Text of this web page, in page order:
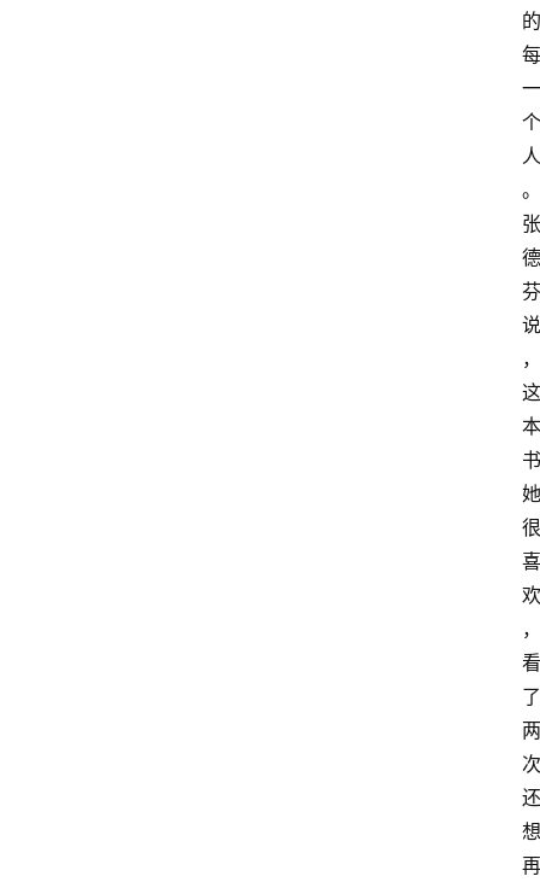
的
每
一
个
人
。
张
德
芬
说
，
这
本
书
她
很
喜
欢
，
看
了
两
次
还
想
再